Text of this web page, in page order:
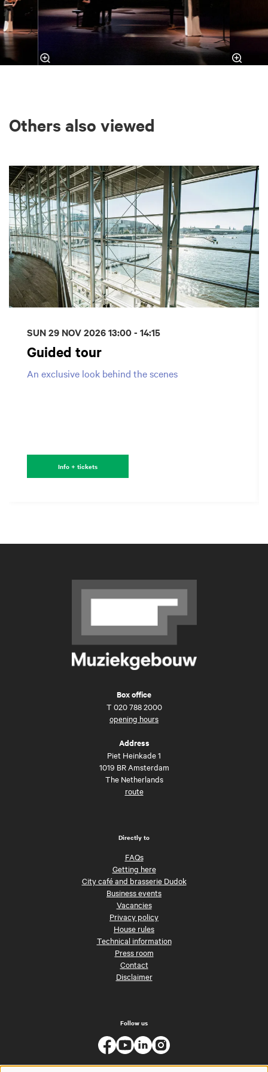
Others also viewed
Guided tour
An exclusive look behind the scenes
SUN 29 NOV 202613:00 - 14:15
Info + tickets
Box office
T 020 788 2000
opening hours
Address
Piet Heinkade 1
1019 BR Amsterdam
The Netherlands
route
Directly to
FAQs
Getting here
City café and brasserie Dudok
Business events
Vacancies
Privacy policy
House rules
Technical information
Press room
Contact
Disclaimer
Follow us